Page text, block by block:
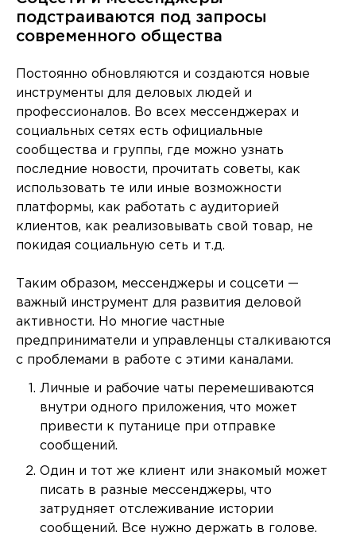
подстраиваются под запросы
современного общества
Постоянно обновляются и создаются новые
инструменты для деловых людей и
профессионалов. Во всех мессенджерах и
социальных сетях есть официальные
сообщества и группы, где можно узнать
последние новости, прочитать советы, как
использовать те или иные возможности
платформы, как работать с аудиторией
клиентов, как реализовывать свой товар, не
покидая социальную сеть и т.д.
Таким образом, мессенджеры и соцсети —
важный инструмент для развития деловой
активности. Но многие частные
предприниматели и управленцы сталкиваются
с проблемами в работе с этими каналами.
Личные и рабочие чаты перемешиваются
внутри одного приложения, что может
привести к путанице при отправке
сообщений.
Один и тот же клиент или знакомый может
писать в разные мессенджеры, что
затрудняет отслеживание истории
сообщений. Все нужно держать в голове.